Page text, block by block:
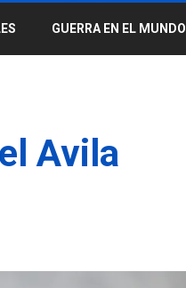
GUERRA EN EL MUNDO
Avila